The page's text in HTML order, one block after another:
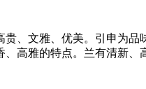
、文雅、优美。引申为
高雅的特点。兰有清新